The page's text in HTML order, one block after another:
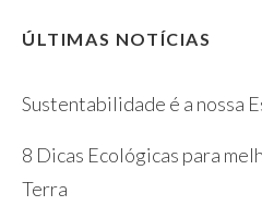
ÚLTIMAS NOTÍCIAS
Sustentabilidade é a nossa
8 Dicas Ecológicas para
Terra